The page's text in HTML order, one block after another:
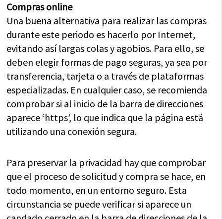
Compras online
Una buena alternativa para realizar las compras
durante este periodo es hacerlo por Internet,
evitando así largas colas y agobios. Para ello, se
deben elegir formas de pago seguras, ya sea por
transferencia, tarjeta o a través de plataformas
especializadas. En cualquier caso, se recomienda
comprobar si al inicio de la barra de direcciones
aparece ‘https’, lo que indica que la página está
utilizando una conexión segura.
Para preservar la privacidad hay que comprobar
que el proceso de solicitud y compra se hace, en
todo momento, en un entorno seguro. Esta
circunstancia se puede verificar si aparece un